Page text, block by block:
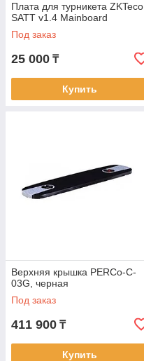
Плата для турникета ZKTeco
SATT v1.4 Mainboard
Под заказ
25 000 ₸
Купить
Верхняя крышка PERCo-C-
03G, черная
Под заказ
411 900 ₸
Купить